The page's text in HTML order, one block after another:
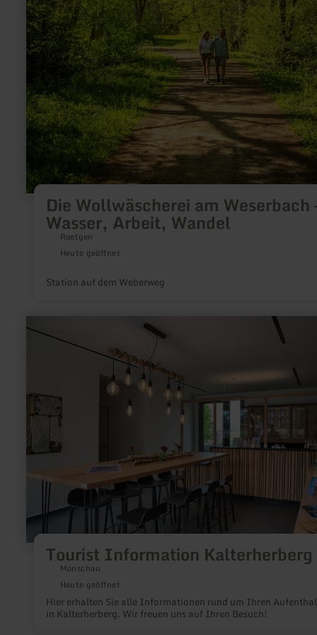
Die Wollwäscherei am Weserbach
Wasser, Arbeit, Wandel
Roetgen
Heute geöffnet
Station auf dem Weberweg
Tourist Information Kalterherberg
Monschau
Heute geöffnet
Hier erhalten Sie alle Informationen rund um Ihren
in Kalterherberg. Wir freuen uns auf Ihren Besuch!
erfahren